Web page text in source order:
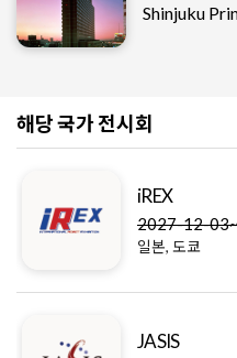
Shinjuku
해당 국가 전시회
iREX
2027-12-
일본, 도쿄
JASIS